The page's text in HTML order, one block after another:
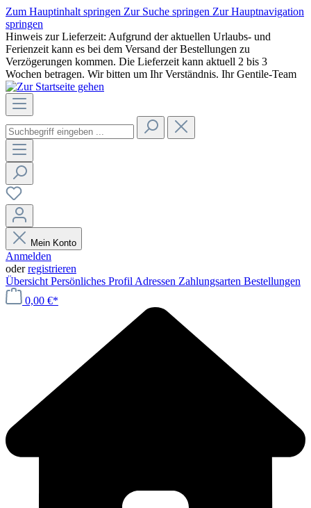
Zum Hauptinhalt springen Zur Suche springen Zur Hauptnavigation
springen
Hinweis zur Lieferzeit: Aufgrund der aktuellen Urlaubs- und
Ferienzeit kann es bei dem Versand der Bestellungen zu
Verzögerungen kommen. Die Lieferzeit kann aktuell 2 bis 3
Wochen betragen. Wir bitten um Ihr Verständnis. Ihr Gentile-Team
Mein Konto
Anmelden
oderregistrieren
Übersicht Persönliches Profil Adressen Zahlungsarten Bestellungen
0,00 €*